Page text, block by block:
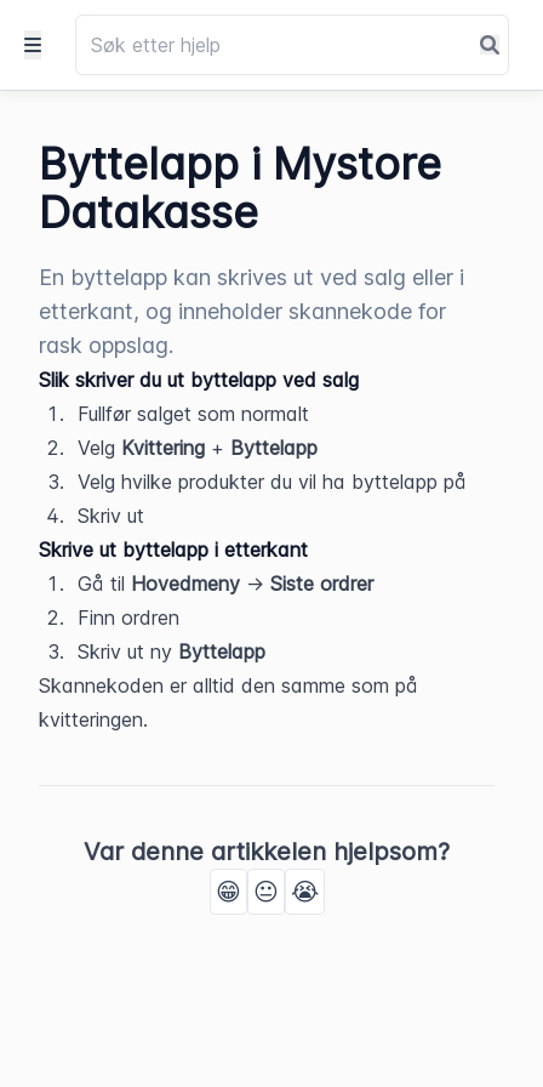
Byttelapp i Mystore
Datakasse
En byttelapp kan skrives ut ved salg eller i
etterkant, og inneholder skannekode for
rask oppslag.
Slik skriver du ut byttelapp ved salg
Fullfør salget som normalt
Velg Kvittering + Byttelapp
Velg hvilke produkter du vil ha byttelapp på
Skriv ut
Skrive ut byttelapp i etterkant
Gå til Hovedmeny → Siste ordrer
Finn ordren
Skriv ut ny Byttelapp
Skannekoden er alltid den samme som på
kvitteringen.
Var denne artikkelen hjelpsom?
😁 😐 😭